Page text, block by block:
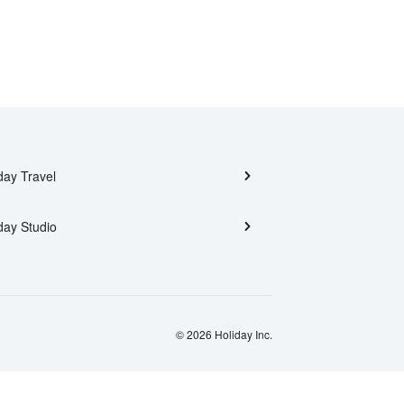
Travel
Studio
© 2026 Holiday Inc.